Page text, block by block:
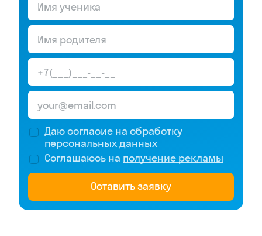
Даю согласие на обработку
персональных данных
Соглашаюсь на получение рекламы
Оставить заявку